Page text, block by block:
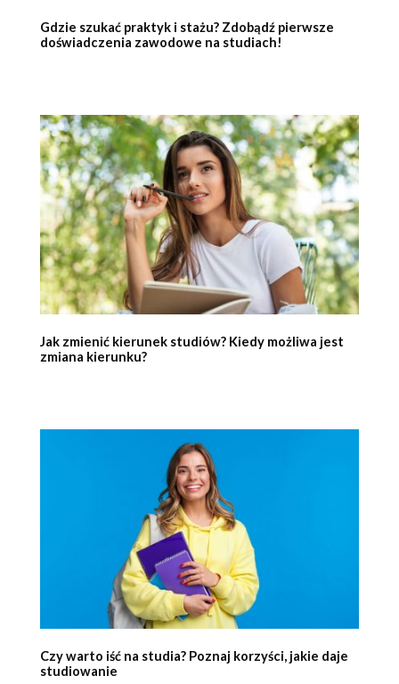
Gdzie szukać praktyk i stażu? Zdobądź pierwsze
doświadczenia zawodowe na studiach!
Jak zmienić kierunek studiów? Kiedy możliwa jest
zmiana kierunku?
Czy warto iść na studia? Poznaj korzyści, jakie daje
studiowanie